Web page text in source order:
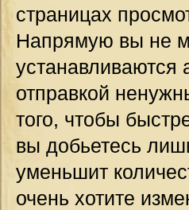
страницах
Напрямую вы не
устанавливаются
отправкой
того, чтобы
вы добьетесь
уменьшит
очень хотите